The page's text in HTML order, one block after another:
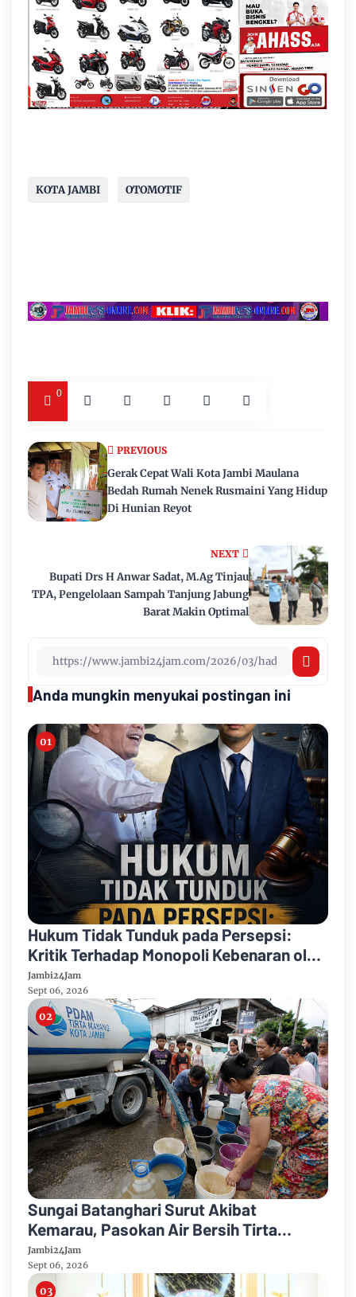
KOTA JAMBI OTOMOTIF
0
NEXT
Bupati Drs H Anwar Sadat, M.Ag Tinjau
TPA, Pengelolaan Sampah Tanjung Jabung
Barat Makin Optimal
PREVIOUS
Gerak Cepat Wali Kota Jambi Maulana
Bedah Rumah Nenek Rusmaini Yang Hidup
Di Hunian Reyot
Anda mungkin menyukai postingan ini
Hukum Tidak Tunduk pada Persepsi:
Kritik Terhadap Monopoli Kebenaran oleh
Media dan Aktivis
Jambi24Jam
Sept 06, 2026
Sungai Batanghari Surut Akibat
Kemarau, Pasokan Air Bersih Tirta
Mayang Jambi Keruh
Jambi24Jam
Sept 06, 2026